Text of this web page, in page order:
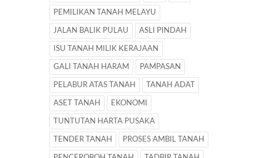
PEMILIKAN TANAH MELAYU
JALAN BALIK PULAU ASLI PINDAH
ISU TANAH MILIK KERAJAAN
GALI TANAH HARAM PAMPASAN
PELABUR ATAS TANAH TANAH ADAT
ASET TANAH EKONOMI
TUNTUTAN HARTA PUSAKA
TENDER TANAH PROSES AMBIL TANAH